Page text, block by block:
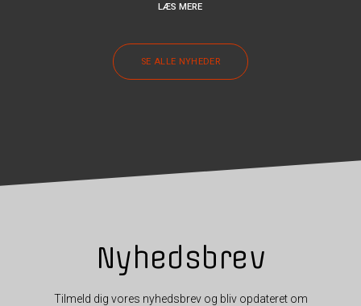
LÆS MERE
SE ALLE NYHEDER
Nyhedsbrev
Tilmeld dig vores nyhedsbrev og bliv opdateret om